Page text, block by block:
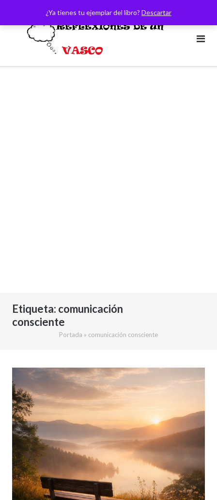
¿Ya tienes tu ejemplar del libro? Descartar
contenido
Etiqueta: comunicación
consciente
Portada » comunicación consciente